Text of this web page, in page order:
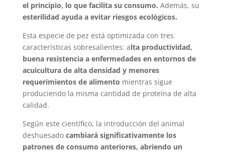
el principio, lo que facilita su consumo. Además, su
esterilidad ayuda a evitar riesgos ecológicos.
Esta especie de pez está optimizada con tres
características sobresalientes: alta productividad,
buena resistencia a enfermedades en entornos de
acuicultura de alta densidad y menores
requerimientos de alimento mientras sigue
produciendo la misma cantidad de proteína de alta
calidad.
Según este científico, la introducción del animal
deshuesado cambiará significativamente los
patrones de consumo anteriores, abriendo un